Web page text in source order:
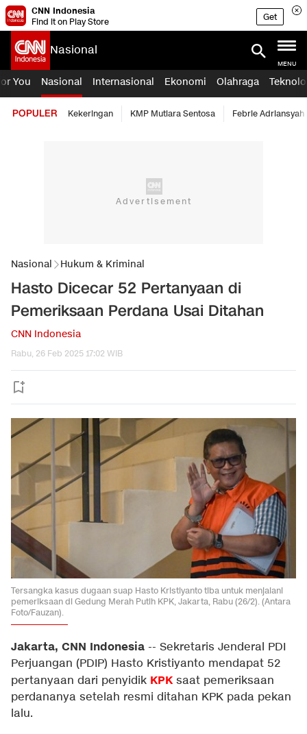
CNN Indonesia
Find it on Play Store
Get
Nasional
MENU
You Nasional Internasional Ekonomi Olahraga
POPULER Kekeringan KMP Mutiara Sentosa Febrie Adriansyah
Nasional Hukum & Kriminal
Hasto Dicecar 52 Pertanyaan di
Pemeriksaan Perdana Usai Ditahan
CNN Indonesia
Rabu, 26 Feb 2025 17:02 WIB
Tersangka kasus dugaan suap Hasto Kristiyanto tiba untuk menjalani
pemeriksaan di Gedung Merah Putih KPK, Jakarta, Rabu (26/2). (Antara
Foto/Fauzan).
Jakarta, CNN Indonesia -- Sekretaris Jenderal PDI
Perjuangan (PDIP) Hasto Kristiyanto mendapat 52
pertanyaan dari penyidik KPKsaat pemeriksaan
perdananya setelah resmi ditahan KPK pada pekan
lalu.